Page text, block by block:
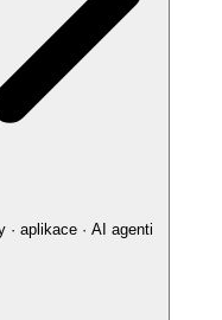
· aplikace · AI agenti